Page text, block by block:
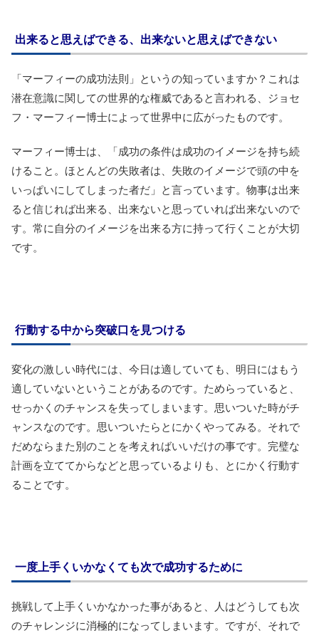
出来ると思えばできる、出来ないと思えばできない
「マーフィーの成功法則」というの知っていますか？これは
潜在意識に関しての世界的な権威であると言われる、ジョセ
フ・マーフィー博士によって世界中に広がったものです。
マーフィー博士は、「成功の条件は成功のイメージを持ち続
けること。ほとんどの失敗者は、失敗のイメージで頭の中を
いっぱいにしてしまった者だ」と言っています。物事は出来
ると信じれば出来る、出来ないと思っていれば出来ないので
す。常に自分のイメージを出来る方に持って行くことが大切
です。
行動する中から突破口を見つける
変化の激しい時代には、今日は適していても、明日にはもう
適していないということがあるのです。ためらっていると、
せっかくのチャンスを失ってしまいます。思いついた時がチ
ャンスなのです。思いついたらとにかくやってみる。それで
だめならまた別のことを考えればいいだけの事です。完璧な
計画を立ててからなどと思っているよりも、とにかく行動す
ることです。
一度上手くいかなくても次で成功するために
挑戦して上手くいかなかった事があると、人はどうしても次
のチャレンジに消極的になってしまいます。ですが、それで